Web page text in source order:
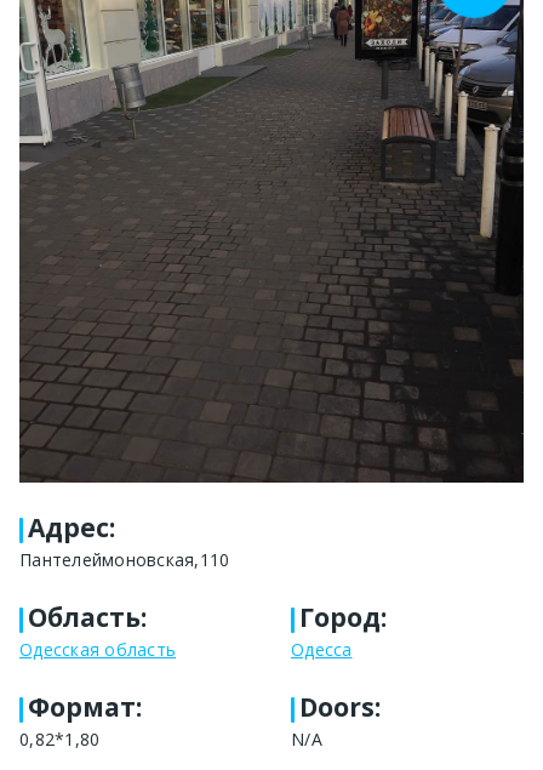
Адрес:
Пантелеймоновская,110
Область:
Одесская область
Город:
Одесса
Формат:
0,82*1,80
Doors:
N/A